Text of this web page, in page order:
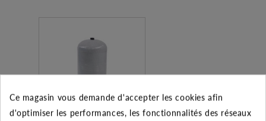
Ce magasin vous demande d'accepter les cookies afin
d'optimiser les performances, les fonctionnalités des réseaux